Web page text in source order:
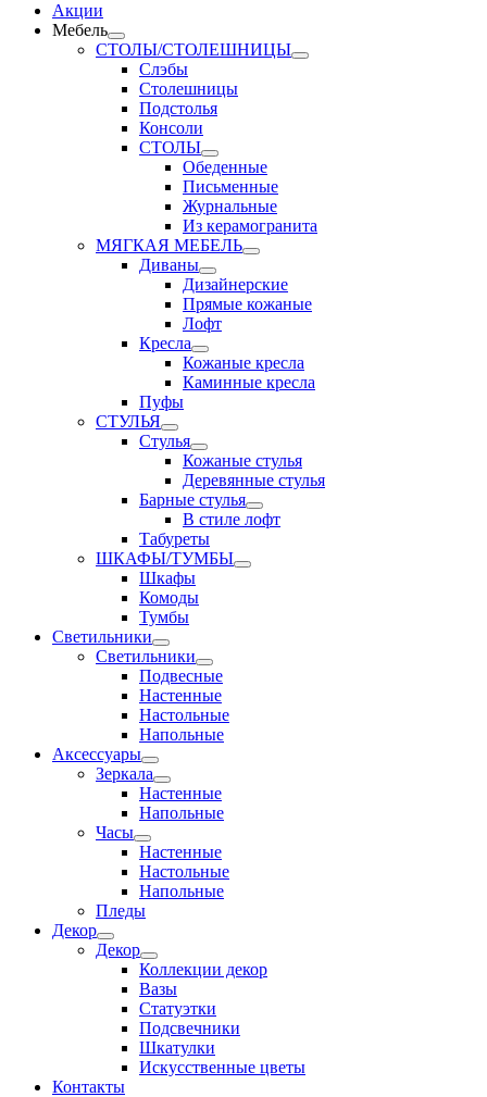
Акции
Мебель
СТОЛЫ/СТОЛЕШНИЦЫ
Слэбы
Столешницы
Подстолья
Консоли
СТОЛЫ
Обеденные
Письменные
Журнальные
Из керамогранита
МЯГКАЯ МЕБЕЛЬ
Диваны
Дизайнерские
Прямые кожаные
Лофт
Кресла
Кожаные кресла
Каминные кресла
Пуфы
СТУЛЬЯ
Стулья
Кожаные стулья
Деревянные стулья
Барные стулья
В стиле лофт
Табуреты
ШКАФЫ/ТУМБЫ
Шкафы
Комоды
Тумбы
Светильники
Светильники
Подвесные
Настенные
Настольные
Напольные
Аксессуары
Зеркала
Настенные
Напольные
Часы
Настенные
Настольные
Напольные
Пледы
Декор
Декор
Коллекции декор
Вазы
Статуэтки
Подсвечники
Шкатулки
Искусственные цветы
Контакты